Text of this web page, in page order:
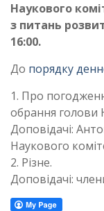
Наукового
з питань
16:00.
До порядку
1. Про
обрання голови
Доповідачі:
Наукового
2. Різне.
Доповідачі: